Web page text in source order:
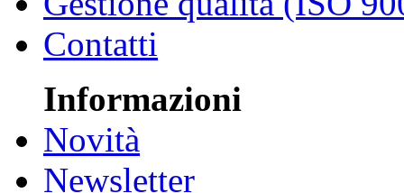
Contatti
Informazioni
Novità
Newsletter